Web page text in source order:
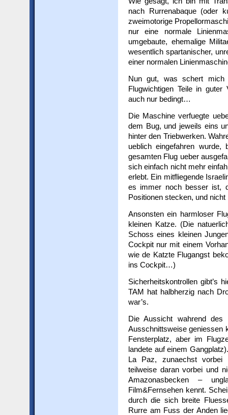
nach Rurrenabaque (oder
zweimotorige
nur eine normale
umgebaute, ehemalige
wesentlich spartanischer,
einer normalen
Nun gut, was schert mich
Flugwichtigen Teile in
auch nur bedingt…
Die Maschine verfuegte
dem Bug, und jeweils eins
hinter den Triebwerken.
ueblich eingefahren
gesamten Flug ueber
sich einfach nicht mehr
erlebt. Ein mitfliegende
es immer noch besser ist,
Positionen stecken, und nicht
Ansonsten ein harmloser
kleinen Katze. (Die
Schoss eines kleinen
Cockpit nur mit einem
wie de Katzte Flugangst
ins Cockpit…)
Sicherheitskontrollen gibt’s
TAM hat halbherzig nach
war’s.
Die Aussicht wahrend
Ausschnittsweise geniessen
Fensterplatz, aber im
landete auf einem
La Paz, zunaechst vorbei
teilweise daran vorbei und
Amazonasbecken –
Film&Fernsehen kennt.
durch die sich breite
Rurre am Fuss der Anden